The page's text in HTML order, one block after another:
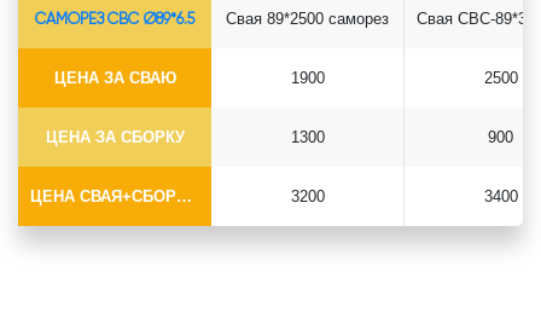
САМОРЕЗ СВС Ø89*6.5
ЦЕНА ЗА СВАЮ
ЦЕНА ЗА СБОРКУ
ЦЕНА СВАЯ+СБОРКА (БЕЗ ОГОЛОВКА)
Свая 89*2500 саморез
1900
1300
3200
2500
900
3400